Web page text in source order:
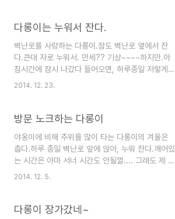
해 처음 발견된 은행이를 아이들과 선생님들이 우유
되었다. 다행히도 은행이는 아이들과 선생님의 정성
으로 어느 정도 건강한 상태가 되었고, 두려움과 낯
선 환경에 대한 거부감으로 사람의 손길조차도 피하
던 녀석은 우리 집에서 며칠 머무는 동안 안정을 되
는지, 경계도 심..
다롱이는 누워서 잔다.
벽난로를 사랑하는 다롱이.잠도 벽난로 옆에서 잔
다.큰대 자로 누워서. 만세?? 기상~~~~하지만.아
침시간에 잠시 나갔다 들어오면, 하루종일 저렇게
잔다. 너를 보면 민망하다. 넌 고양이가 아닐거야.
다.그리고 그 집 앞에 앉아 내가 나올때까지 기다린
2014. 12. 23.
방문 노크하는 다롱이
야옹이에 비해 추위를 많이 타는 다롱이의 겨울은
춥다.하루 종일 벽난로 앞에 앉아, 누워 잔다.깨어있
는 시간은 아마 서너 시간도 안될껄.... 그래도 제 할
일은 다 한다. 뒷집 카페에 쥐가 들락거린다는 소식
있고. 얼굴에 안경을 누가 그려놨는지, 괜찮다 야.^^
2014. 12. 5.
다롱이 장가갔네~